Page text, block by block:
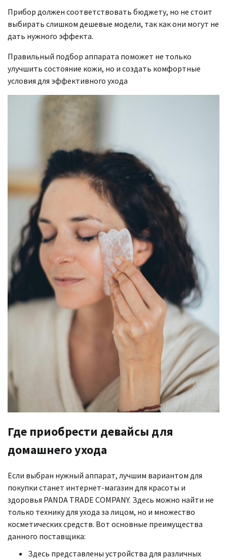
Прибор должен соответствовать бюджету, но не стоит
выбирать слишком дешевые модели, так как они могут не
дать нужного эффекта.
Правильный подбор аппарата поможет не только
улучшить состояние кожи, но и создать комфортные
условия для эффективного ухода
Где приобрести девайсы для
домашнего ухода
Если выбран нужный аппарат, лучшим вариантом для
покупки станет интернет-магазин для красоты и
здоровья PANDA TRADE COMPANY. Здесь можно найти не
только технику для ухода за лицом, но и множество
косметических средств. Вот основные преимущества
данного поставщика:
Здесь представлены устройства для различных